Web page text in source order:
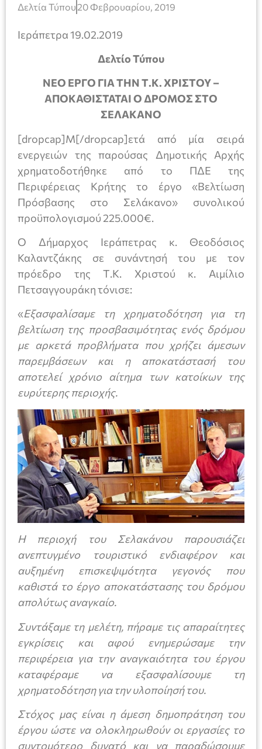
Δελτία Τύπου 20 Φεβρουαρίου, 2019
Ιεράπετρα 19.02.2019
Δελτίο Τύπου
ΝΕΟ ΕΡΓΟ ΓΙΑ ΤΗΝ Τ.Κ. ΧΡΙΣΤΟΥ –
ΑΠΟΚΑΘΙΣΤΑΤΑΙ Ο ΔΡΟΜΟΣ ΣΤΟ
ΣΕΛΑΚΑΝΟ
[dropcap]Μ[/dropcap]ετά από μία σειρά
ενεργειών της παρούσας Δημοτικής Αρχής
χρηματοδοτήθηκε από το ΠΔΕ της
Περιφέρειας Κρήτης το έργο «Βελτίωση
Πρόσβασης στο Σελάκανο» συνολικού
προϋπολογισμού 225.000€.
Ο Δήμαρχος Ιεράπετρας κ. Θεοδόσιος
Καλαντζάκης σε συνάντησή του με τον
πρόεδρο της Τ.Κ. Χριστού κ. Αιμίλιο
Πετσαγγουράκη τόνισε:
«Εξασφαλίσαμε τη χρηματοδότηση για τη
βελτίωση της προσβασιμότητας ενός δρόμου
με αρκετά προβλήματα που χρήζει άμεσων
παρεμβάσεων και η αποκατάστασή του
αποτελεί χρόνιο αίτημα των κατοίκων της
ευρύτερης περιοχής.
Η περιοχή του Σελακάνου παρουσιάζει
ανεπτυγμένο τουριστικό ενδιαφέρον και
αυξημένη επισκεψιμότητα γεγονός που
καθιστά το έργο αποκατάστασης του δρόμου
απολύτως αναγκαίο.
Συντάξαμε τη μελέτη, πήραμε τις απαραίτητες
εγκρίσεις και αφού ενημερώσαμε την
περιφέρεια για την αναγκαιότητα του έργου
καταφέραμε να εξασφαλίσουμε τη
χρηματοδότηση για την υλοποίησή του.
Στόχος μας είναι η άμεση δημοπράτηση του
έργου ώστε να ολοκληρωθούν οι εργασίες το
συντομότερο δυνατό και να παραδώσουμε